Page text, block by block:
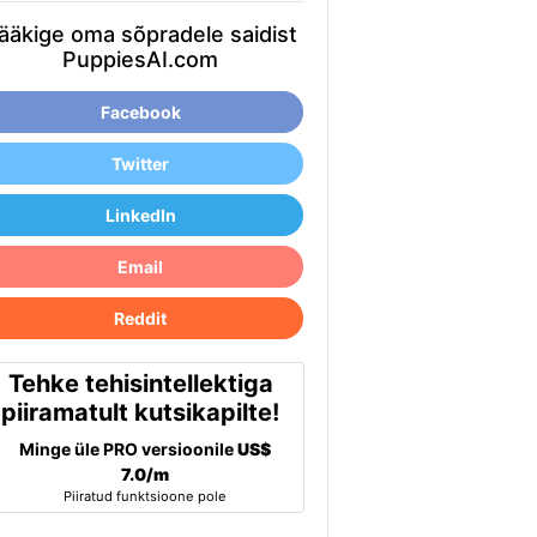
oma sõpradele saidist
PuppiesAI.com
Facebook
Twitter
LinkedIn
Email
Reddit
Tehke tehisintellektiga
piiramatult kutsikapilte!
Minge üle PRO versioonileUS$
7.0/m
Piiratud funktsioone pole